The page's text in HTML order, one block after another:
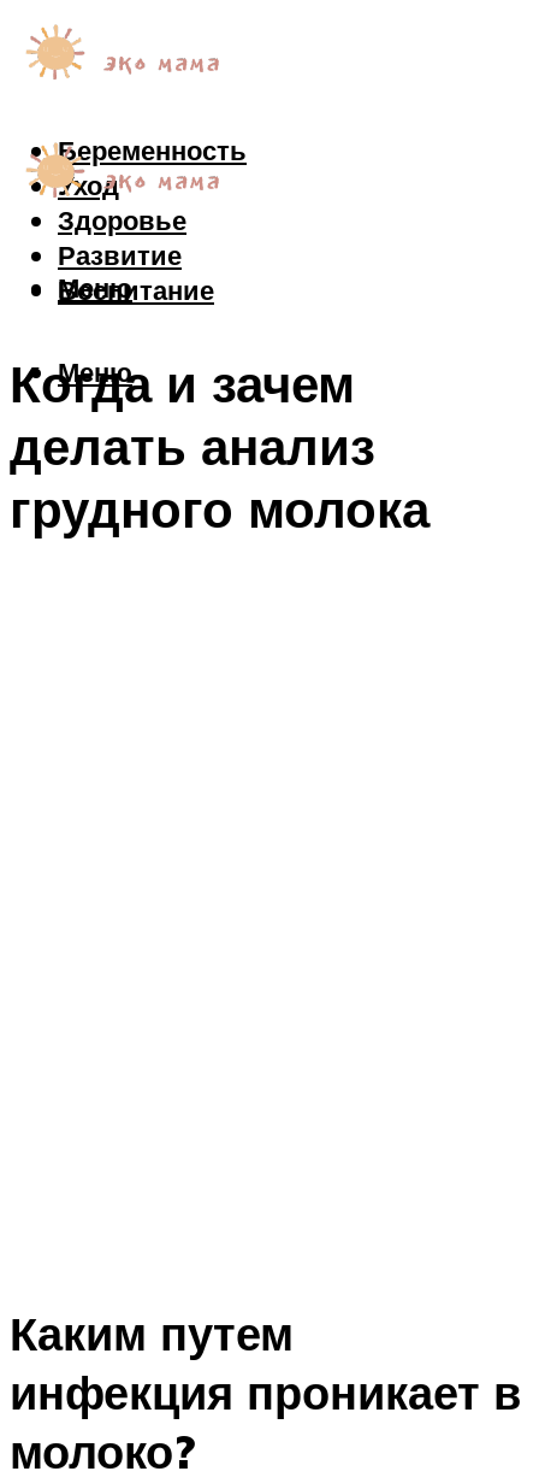
Беременность
Уход
Здоровье
Развитие
Воспитание
Меню
Меню
Когда и зачем
делать анализ
грудного молока
Каким путем
инфекция проникает в
молоко?